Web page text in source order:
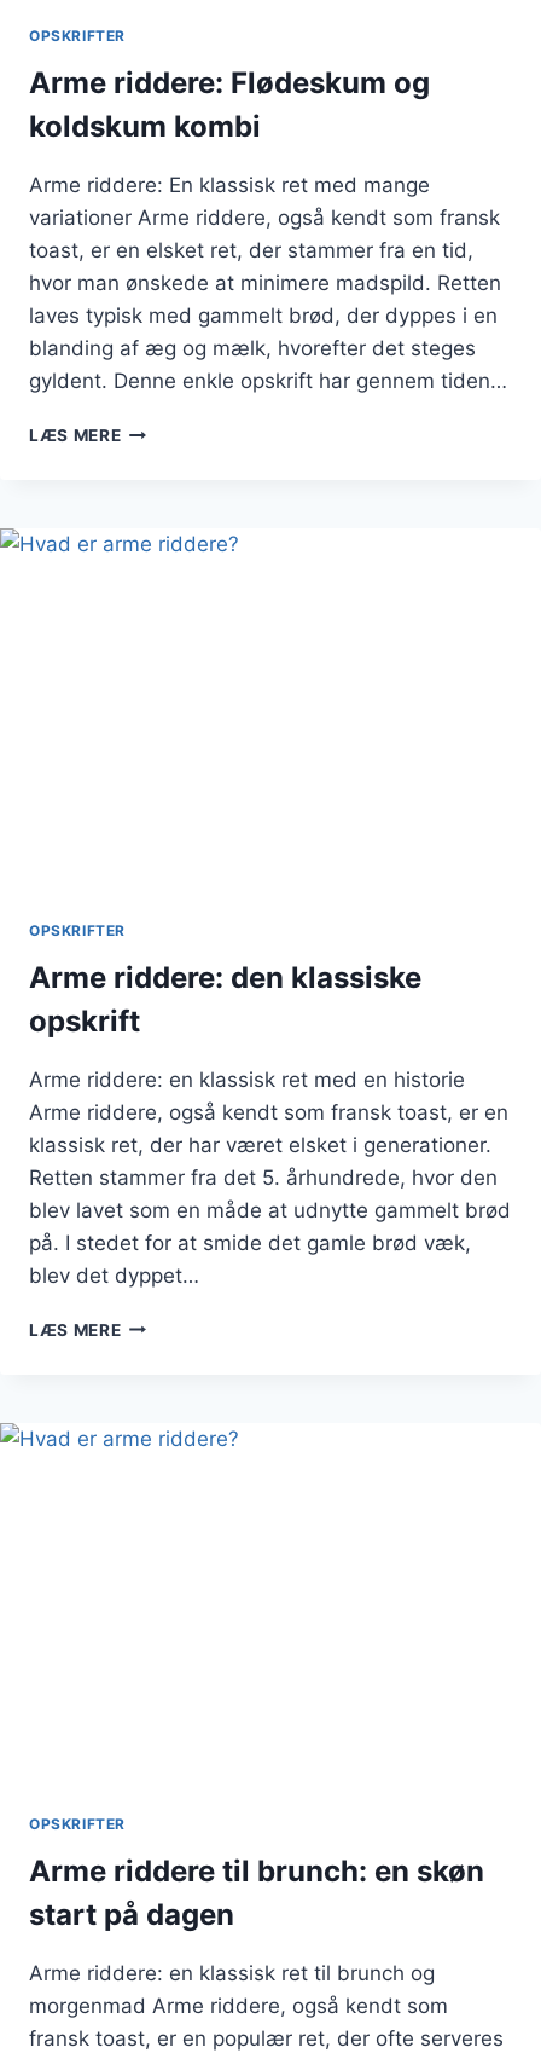
OPSKRIFTER
Arme riddere: Flødeskum og
koldskum kombi
Arme riddere: En klassisk ret med mange
variationer Arme riddere, også kendt som fransk
toast, er en elsket ret, der stammer fra en tid,
hvor man ønskede at minimere madspild. Retten
laves typisk med gammelt brød, der dyppes i en
blanding af æg og mælk, hvorefter det steges
gyldent. Denne enkle opskrift har gennem tiden…
LÆS MEREARME
KOLDSKUM
KOMBI
OPSKRIFTER
Arme riddere: den klassiske
opskrift
Arme riddere: en klassisk ret med en historie
Arme riddere, også kendt som fransk toast, er en
klassisk ret, der har været elsket i generationer.
Retten stammer fra det 5. århundrede, hvor den
blev lavet som en måde at udnytte gammelt brød
på. I stedet for at smide det gamle brød væk,
blev det dyppet…
LÆS MEREARME
OPSKRIFTER
Arme riddere til brunch: en skøn
start på dagen
Arme riddere: en klassisk ret til brunch og
morgenmad Arme riddere, også kendt som
fransk toast, er en populær ret, der ofte serveres